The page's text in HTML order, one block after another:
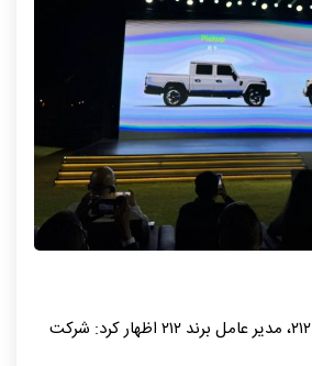
در این همایش جهانی ۲۱۲، مدیر عامل برند ۲۱۲ اظهار کرد: شرکت